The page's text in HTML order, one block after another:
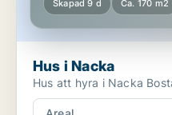
Skapad 9 d Ca. 170 m2
Hus i Nacka
Hus att